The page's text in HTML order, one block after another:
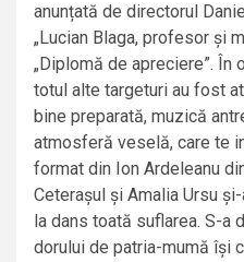
anunțată de directorul
„Lucian Blaga, profesor și
„Diplomă de apreciere”. În
totul alte targeturi au fost
bine preparată, muzică
atmosferă veselă, care te
format din Ion Ardeleanu
Ceterașul și Amalia Ursu
la dans toată suflarea. S-a
dorului de patria-mumă își